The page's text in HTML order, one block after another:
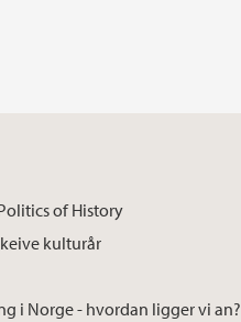
of History
kulturår
i Norge - hvordan ligger vi an?